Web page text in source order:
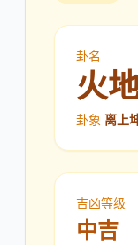
卦名
火
卦象 离上
吉凶等级
中吉